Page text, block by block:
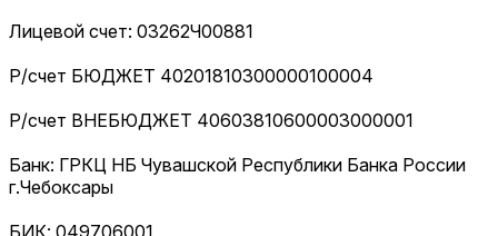
Лицевой счет: 03262Ч00881
Р/счет БЮДЖЕТ 40201810300000100004
Р/счет ВНЕБЮДЖЕТ 40603810600003000001
Банк: ГРКЦ НБ Чувашской Республики Банка России
г.Чебоксары